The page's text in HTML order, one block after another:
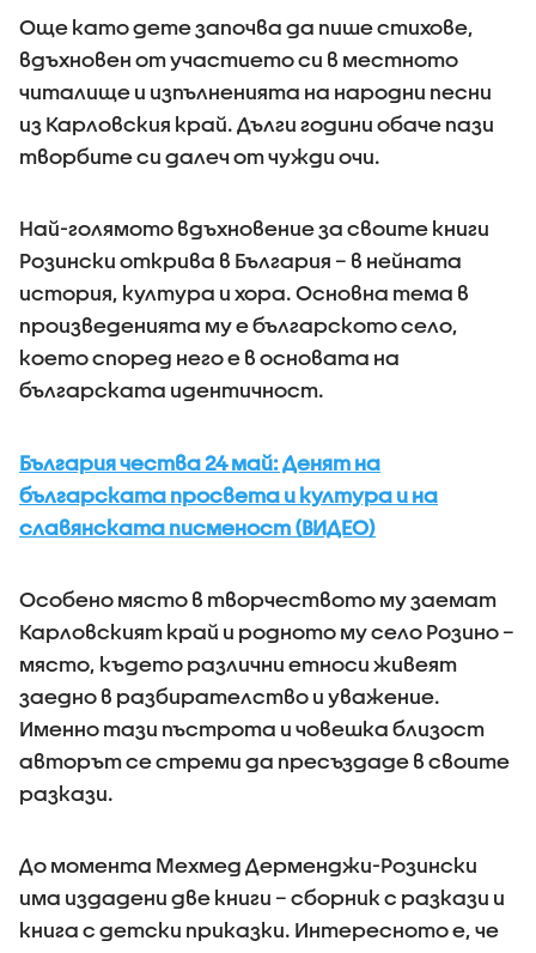
Още като дете започва да пише стихове,
вдъхновен от участието си в местното
читалище и изпълненията на народни песни
из Карловския край. Дълги години обаче пази
творбите си далеч от чужди очи.
Най-голямото вдъхновение за своите книги
Розински открива в България – в нейната
история, култура и хора. Основна тема в
произведенията му е българското село,
което според него е в основата на
българската идентичност.
България чества 24 май: Денят на
българската просвета и култура и на
славянската писменост (ВИДЕО)
Особено място в творчеството му заемат
Карловският край и родното му село Розино –
място, където различни етноси живеят
заедно в разбирателство и уважение.
Именно тази пъстрота и човешка близост
авторът се стреми да пресъздаде в своите
разкази.
До момента Мехмед Дерменджи-Розински
има издадени две книги – сборник с разкази и
книга с детски приказки. Интересното е, че